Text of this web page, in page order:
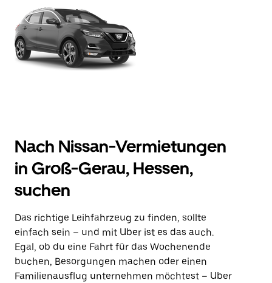
Nach Nissan-Vermietungen
in Groß-Gerau, Hessen,
suchen
Das richtige Leihfahrzeug zu finden, sollte
einfach sein – und mit Uber ist es das auch.
Egal, ob du eine Fahrt für das Wochenende
buchen, Besorgungen machen oder einen
Familienausflug unternehmen möchtest – Uber